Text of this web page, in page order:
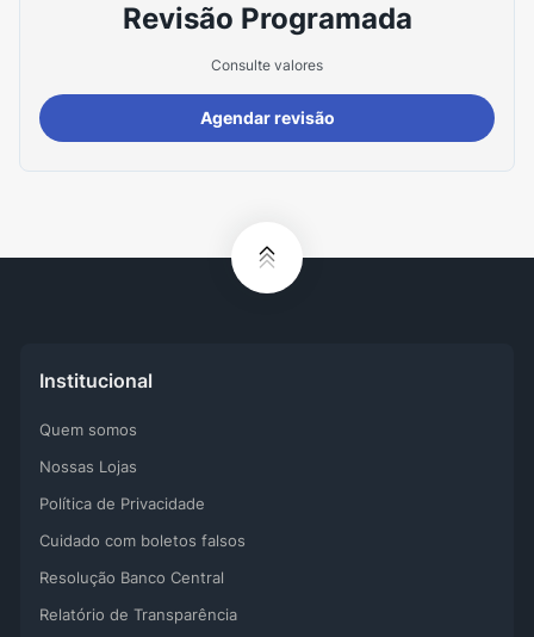
Revisão Programada
Consulte valores
Agendar revisão
Institucional
Quem somos
Nossas Lojas
Política de Privacidade
Cuidado com boletos falsos
Resolução Banco Central
Relatório de Transparência